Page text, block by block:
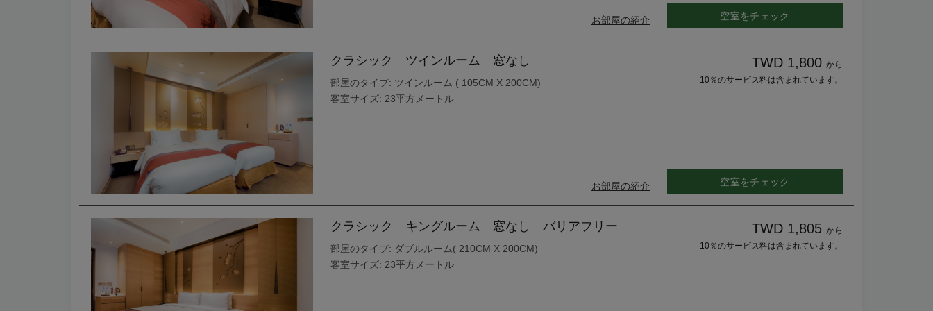
お部屋の紹介 空室をチェック
クラシック ツインルーム 窓なし
部屋のタイプ: ツインルーム ( 105CM X 200CM)
客室サイズ: 23平方メートル
お部屋の紹介
TWD 1,800 から
10％のサービス料は含まれています。
空室をチェック
クラシック キングルーム 窓なし バリアフリー
部屋のタイプ: ダブルルーム( 210CM X 200CM)
客室サイズ: 23平方メートル
TWD 1,805 から
10％のサービス料は含まれています。